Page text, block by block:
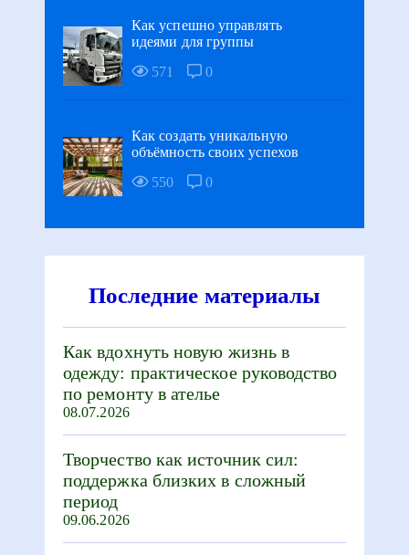
Как успешно управлять
идеями для группы
571
0
Как создать уникальную
объёмность своих успехов
550
0
Последние материалы
Как вдохнуть новую жизнь в
одежду: практическое руководство
по ремонту в ателье
08.07.2026
Творчество как источник сил:
поддержка близких в сложный
период
09.06.2026